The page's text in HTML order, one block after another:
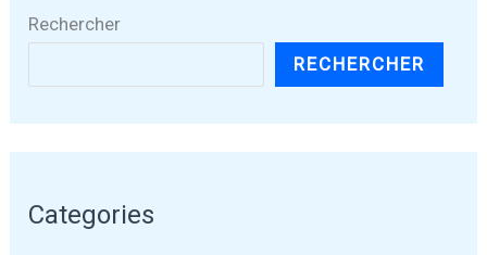
Rechercher
RECHERCHER
Categories